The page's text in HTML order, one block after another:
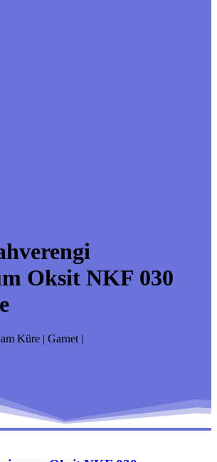
Oksit NKF 030
Küre | Garnet |